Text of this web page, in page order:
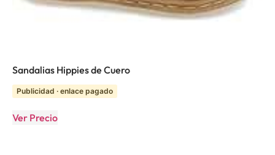
Sandalias Hippies de Cuero
Publicidad · enlace pagado
Ver Precio